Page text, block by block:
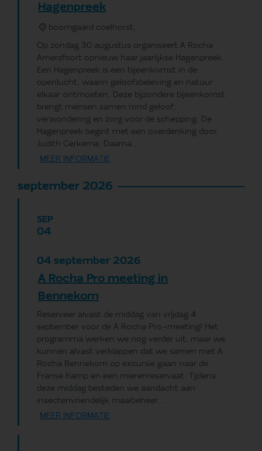
Hagenpreek
boomgaard coelhorst,
Op zondag 30 augustus organiseert A Rocha
Amersfoort opnieuw haar jaarlijkse Hagenpreek.
Een Hagenpreek is een bijeenkomst in de
openlucht, waarin geloofsbeleving en natuur
elkaar ontmoeten. Deze bijzondere bijeenkomst
brengt mensen samen rond geloof,
verwondering en zorg voor de schepping. De
Hagenpreek begint met een overdenking door
Judith Gerkema. Daarna...
MEER INFORMATIE
september 2026
SEP
04
04 september 2026
A Rocha Pro meeting in
Bennekom
Reserveer alvast de middag van vrijdag 4
september voor de A Rocha Pro-meeting! Het
programma werken we nog verder uit, maar we
kunnen alvast verklappen dat we samen met A
Rocha Bennekom op excursie gaan naar de
Franse Kamp en een mierenreservaat. Tijdens
deze middag besteden we aandacht aan
insectenvriendelijk maaibeheer...
MEER INFORMATIE